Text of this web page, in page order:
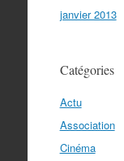
janvier 2013
Catégories
Actu
Association
Cinéma